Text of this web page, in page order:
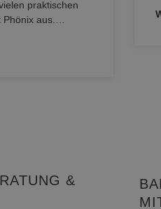
praktischen
Phönix aus.…
&